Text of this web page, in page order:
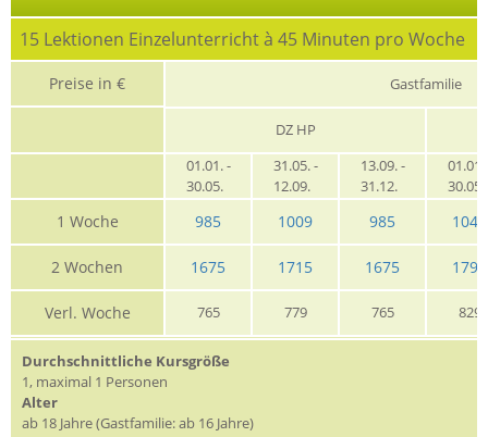
15 Lektionen Einzelunterricht à 45 Minuten pro Woche
Preise in € Gastfamilie
DZ HP
01.01. -
30.05.
31.05. -
12.09.
13.09. -
31.12.
01.01.
1 Woche 985 1009 985 1049
2 Wochen 1675 1715 1675 1799
Verl. Woche 765 779 765 829
Durchschnittliche Kursgröße
1, maximal 1 Personen
Alter
ab 18 Jahre (Gastfamilie: ab 16 Jahre)